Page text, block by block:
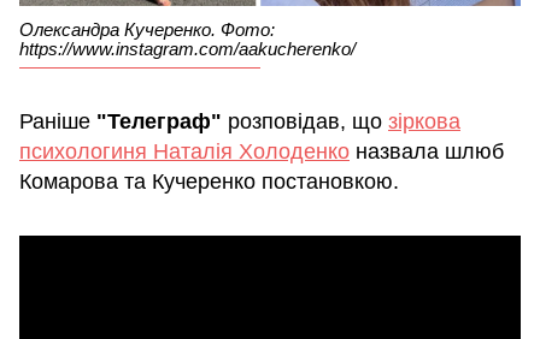
Олександра Кучеренко. Фото:
https://www.instagram.com/aakucherenko/
Раніше "Телеграф" розповідав, що зіркова
психологиня Наталія Холоденко назвала шлюб
Комарова та Кучеренко постановкою.